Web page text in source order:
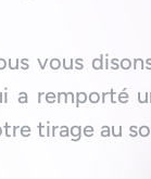
vous
a remporté
tirage au